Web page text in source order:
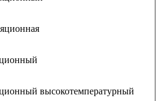
высокотемпературный